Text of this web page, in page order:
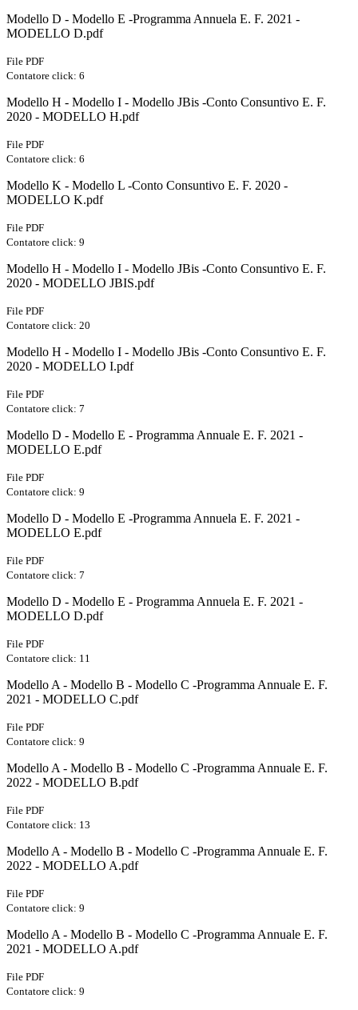
Modello D - Modello E -Programma Annuela E. F. 2021 -
MODELLO D.pdf
File PDF
Contatore click: 6
Modello H - Modello I - Modello JBis -Conto Consuntivo E. F.
2020 - MODELLO H.pdf
File PDF
Contatore click: 6
Modello K - Modello L -Conto Consuntivo E. F. 2020 -
MODELLO K.pdf
File PDF
Contatore click: 9
Modello H - Modello I - Modello JBis -Conto Consuntivo E. F.
2020 - MODELLO JBIS.pdf
File PDF
Contatore click: 20
Modello H - Modello I - Modello JBis -Conto Consuntivo E. F.
2020 - MODELLO I.pdf
File PDF
Contatore click: 7
Modello D - Modello E - Programma Annuale E. F. 2021 -
MODELLO E.pdf
File PDF
Contatore click: 9
Modello D - Modello E -Programma Annuela E. F. 2021 -
MODELLO E.pdf
File PDF
Contatore click: 7
Modello D - Modello E - Programma Annuela E. F. 2021 -
MODELLO D.pdf
File PDF
Contatore click: 11
Modello A - Modello B - Modello C -Programma Annuale E. F.
2021 - MODELLO C.pdf
File PDF
Contatore click: 9
Modello A - Modello B - Modello C -Programma Annuale E. F.
2022 - MODELLO B.pdf
File PDF
Contatore click: 13
Modello A - Modello B - Modello C -Programma Annuale E. F.
2022 - MODELLO A.pdf
File PDF
Contatore click: 9
Modello A - Modello B - Modello C -Programma Annuale E. F.
2021 - MODELLO A.pdf
File PDF
Contatore click: 9